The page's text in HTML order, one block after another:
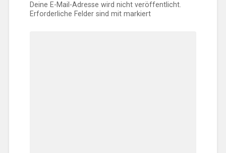
Deine E-Mail-Adresse wird nicht veröffentlicht.
Erforderliche Felder sind mitmarkiert